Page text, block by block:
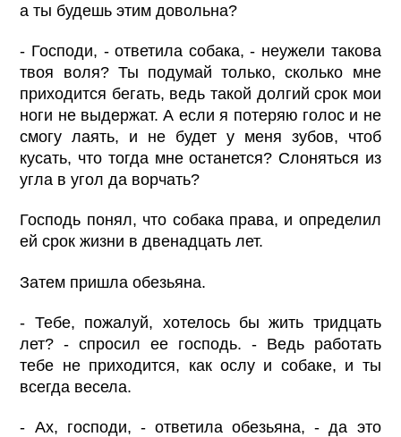
а ты будешь этим довольна?
- Господи, - ответила собака, - неужели такова
твоя воля? Ты подумай только, сколько мне
приходится бегать, ведь такой долгий срок мои
ноги не выдержат. А если я потеряю голос и не
смогу лаять, и не будет у меня зубов, чтоб
кусать, что тогда мне останется? Слоняться из
угла в угол да ворчать?
Господь понял, что собака права, и определил
ей срок жизни в двенадцать лет.
Затем пришла обезьяна.
- Тебе, пожалуй, хотелось бы жить тридцать
лет? - спросил ее господь. - Ведь работать
тебе не приходится, как ослу и собаке, и ты
всегда весела.
- Ах, господи, - ответила обезьяна, - да это